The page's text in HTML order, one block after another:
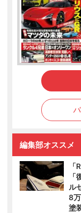
編集部オススメ
ル
8
塗